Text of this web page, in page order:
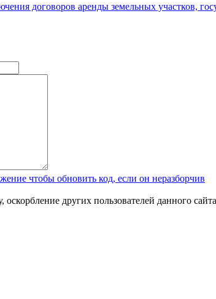
договоров аренды земельных участков,
других пользователей данного